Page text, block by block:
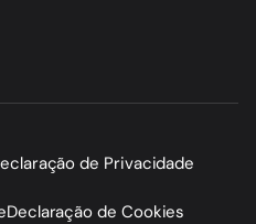
de Privacidade
Declaração de Cookies